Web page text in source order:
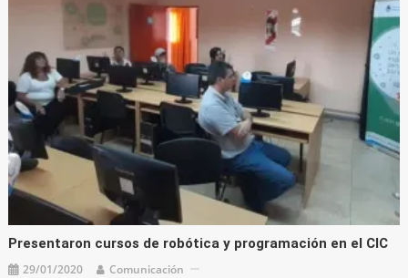
Presentaron cursos de robótica y programación en el CIC
29/01/2020 Comunicación